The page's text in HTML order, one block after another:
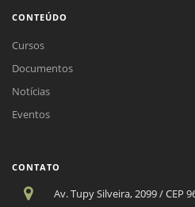
CONTEÚDO
Cursos
Documentos
Notícias
Eventos
CONTATO
Av. Tupy Silveira, 2099 / CEP